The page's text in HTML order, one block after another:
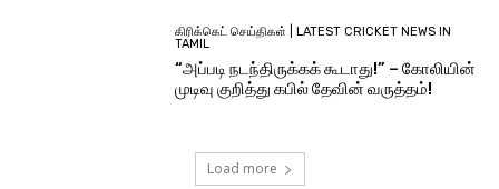
கிரிக்கெட் செய்திகள் | LATEST CRICKET NEWS IN
TAMIL
“அப்படி நடந்திருக்கக் கூடாது!” – கோலியின்
முடிவு குறித்து கபில் தேவின் வருத்தம்!
Load more